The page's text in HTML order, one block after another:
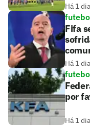
Há 1 dia
Fifa
Há 1 dia
por
Há 1 dia